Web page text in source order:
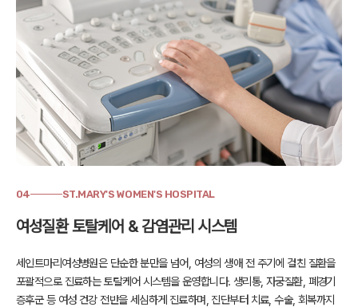
04 ST.MARY'S WOMEN'S HOSPITAL
여성질환 토탈케어 & 감염관리 시스템
세인트마리여성병원은 단순한 분만을 넘어, 여성의 생애 전 주기에 걸친 질환을
포괄적으로 진료하는 토탈케어 시스템을 운영합니다. 생리통, 자궁질환, 폐경기
증후군 등 여성 건강 전반을 세심하게 진료하며, 진단부터 치료, 수술, 회복까지